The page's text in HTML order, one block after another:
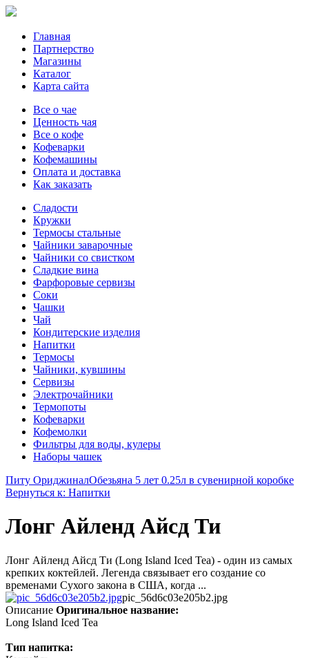
Главная
Партнерство
Магазины
Каталог
Карта сайта
Все о чае
Ценность чая
Все о кофе
Кофеварки
Кофемашины
Оплата и доставка
Как заказать
Сладости
Кружки
Термосы стальные
Чайники заварочные
Чайники со свистком
Сладкие вина
Фарфоровые сервизы
Соки
Чашки
Чай
Кондитерские изделия
Напитки
Термосы
Чайники, кувшины
Сервизы
Электрочайники
Термопоты
Кофеварки
Кофемолки
Фильтры для воды, кулеры
Наборы чашек
Питу ОриджиналОбезьяна 5 лет 0.25л в сувенирной коробке
Вернуться к: Напитки
Лонг Айленд Айсд Ти
Лонг Айленд Айсд Ти (Long Island Iced Tea) - один из самых
крепких коктейлей. Легенда связывает его создание со
временами Сухого закона в США, когда ...
pic_56d6c03e205b2.jpg
Описание Оригинальное название:
Long Island Iced Tea
Тип напитка: